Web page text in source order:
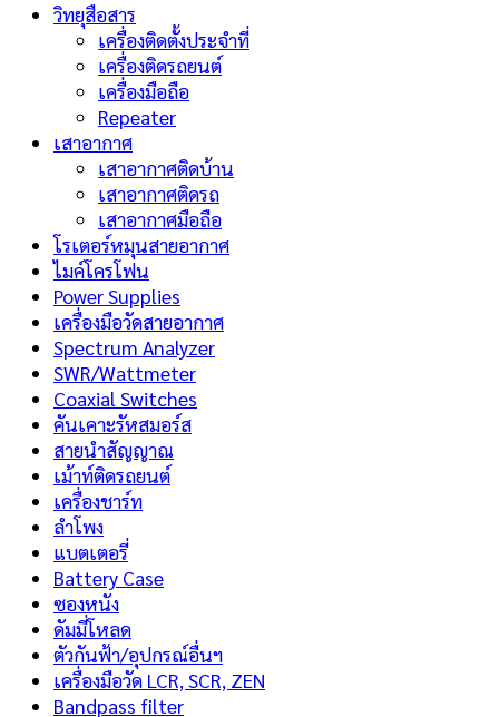
วิทยุสือสาร
เครื่องติดตั้งประจำที่
เครื่องติดรถยนต์
เครื่องมือถือ
Repeater
เสาอากาศ
เสาอากาศติดบ้าน
เสาอากาศติดรถ
เสาอากาศมือถือ
โรเตอร์หมุนสายอากาศ
ไมค์โครโฟน
Power Supplies
เครื่องมือวัดสายอากาศ
Spectrum Analyzer
SWR/Wattmeter
Coaxial Switches
คันเคาะรัหสมอร์ส
สายนำสัญญาณ
เม้าท์ติดรถยนต์
เครื่องชาร์ท
ลำโพง
แบตเตอรี่
Battery Case
ซองหนัง
ดัมมี่โหลด
ตัวกันฟ้า/อุปกรณ์อื่นฯ
เครื่องมือวัด LCR, SCR, ZEN
Bandpass filter